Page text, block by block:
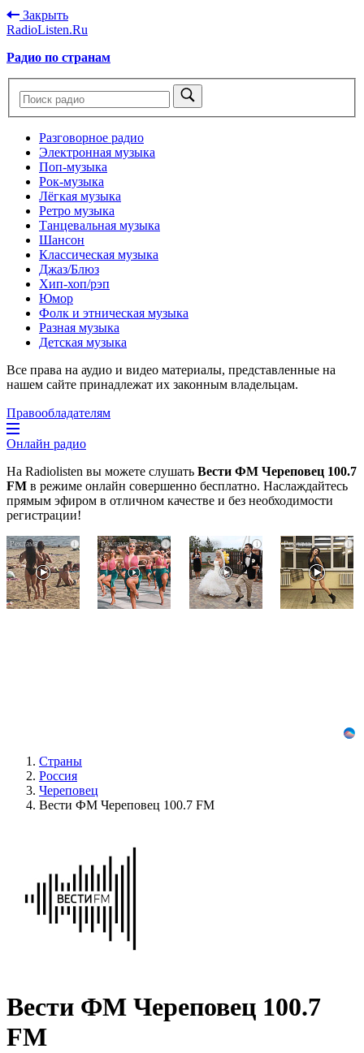
Закрыть
RadioListen.Ru
Радио по странам
Разговорное радио
Электронная музыка
Поп-музыка
Рок-музыка
Лёгкая музыка
Ретро музыка
Танцевальная музыка
Шансон
Классическая музыка
Джаз/Блюз
Хип-хоп/рэп
Юмор
Фолк и этническая музыка
Разная музыка
Детская музыка
Все права на аудио и видео материалы, представленные на
нашем сайте принадлежат их законным владельцам.
Правообладателям
Онлайн радио
На Radiolisten вы можете слушать Вести ФМ Череповец 100.7
FM в режиме онлайн совершенно бесплатно. Наслаждайтесь
прямым эфиром в отличном качестве и без необходимости
регистрации!
i
Скрытая
камера
пляже
Крыма:
i
Ржу
переставая,
это
видео
i
Этот
танец
невесты
оставит
вас
i
Страны
Россия
Череповец
Вести ФМ Череповец 100.7 FM
Вести ФМ Череповец 100.7
FM